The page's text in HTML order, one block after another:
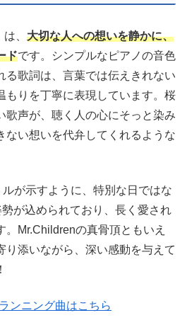
、 大切な人への想いを静かに、
ドです。シンプルなピアノの音色
る歌詞は、言葉では伝えきれない
もりを丁寧に表現しています。桜
歌声が、聴く人の心にそっと染み
ない想いを代弁してくれるような
ルが示すように、特別な日ではな
勢が込められており、長く愛され
。Mr.Childrenの真骨頂ともいえ
り添いながら、深い感動を与えて
ンニング曲はこちら